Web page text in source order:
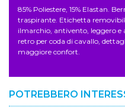
85% Poliestere, 15% Elastan.
traspirante. Etichetta
ilmarchio, antivento, leggero e
retro per coda di cavallo,
maggiore confort.
POTREBBERO